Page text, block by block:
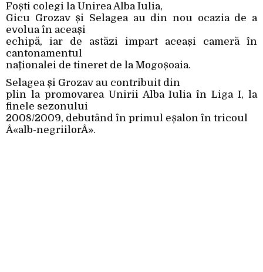
Foști colegi la Unirea Alba Iulia,
Gicu Grozav și Selagea au din nou ocazia de a
evolua în aceași
echipă, iar de astăzi impart aceași cameră în
cantonamentul
naționalei de tineret de la Mogoșoaia.
Selagea și Grozav au contribuit din
plin la promovarea Unirii Alba Iulia în Liga I, la
finele sezonului
2008/2009, debutând în primul eșalon în tricoul
Â«alb-negriilorÂ».